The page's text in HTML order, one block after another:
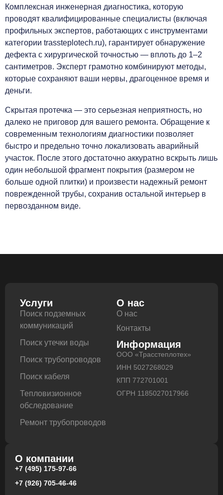
Комплексная инженерная диагностика, которую
проводят квалифицированные специалисты (включая
профильных экспертов, работающих с инструментами
категории trassteplotech.ru), гарантирует обнаружение
дефекта с хирургической точностью — вплоть до 1–2
сантиметров. Эксперт грамотно комбинируют методы,
которые сохраняют ваши нервы, драгоценное время и
деньги.
Скрытая протечка — это серьезная неприятность, но
далеко не приговор для вашего ремонта. Обращение к
современным технологиям диагностики позволяет
быстро и предельно точно локализовать аварийный
участок. После этого достаточно аккуратно вскрыть лишь
один небольшой фрагмент покрытия (размером не
больше одной плитки) и произвести надежный ремонт
поврежденной трубы, сохранив остальной интерьер в
первозданном виде.
Услуги
Поиск подземных
коммуникаций
Поиск утечки воды
Поиск трубопроводов
Поиск кабеля
Тепловизионное
обследование
Ремонт трубопроводов
О нас
О нас
Контакты
Информация
ООО «Трасстеплотех»
ИНН 5027268029
КПП 772701001
ОГРН 1185027017966
О компании
+7 (495) 175-97-66
+7 (926) 705-46-46